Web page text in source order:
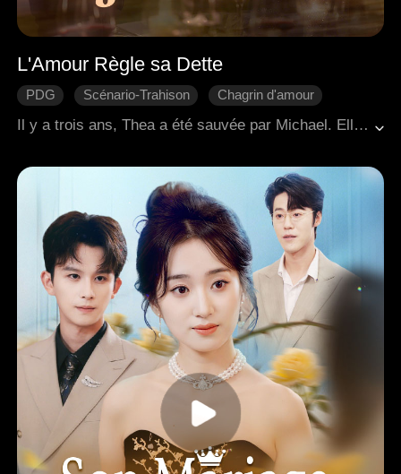
L'Amour Règle sa Dette
PDG Scénario-Trahison
Chagrin d'amour
Romance moderne
Il y a trois ans, Thea a été sauvée par Michael. Elle a travaillé pour le soutenir, a économisé pour son opération chirurgicale et est tombée amoureuse. Ignorante du fait que cela n'était qu'un pari perdu de sa part, Michael a profité d'une fille pauvre en la faisant subvenir à ses besoins. Lorsque la vérité a éclaté, Thea a mis fin à leur relation. Déchiré entre sa fierté et son désir, Michael l'a harcelée pour qu'elle revienne. Le frère adoptif de Thea, Josh, se souciait sincèrement d'elle, ce qui a suscité la jalousie de Michael. La fiancée de Michael, consumée par l'envie, a organisé un accident de voiture pour tuer Thea. Les deux hommes sont venus à son secours, mais Josh avait besoin d'une transplantation cardiaque pour survivre. Thea a juré de mourir avec Josh s'il ne s'en sortait pas. Réalisant qu'il l'avait perdue pour toujours, Michael a donné son propre cœur pour sauver Josh, lui permettant de rester avec Thea pour la vie.